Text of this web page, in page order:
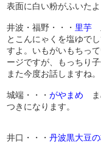
表面に白い粉がふいたよ
井波・福野・・・ 里芋
とこんにゃくを塩ゆで
すよ。いもがいもちっ
ージですが、もっちり
また今度お話しますね。
城端・・・がやまめ ま
つきになります。
井口・・・丹波黒大豆